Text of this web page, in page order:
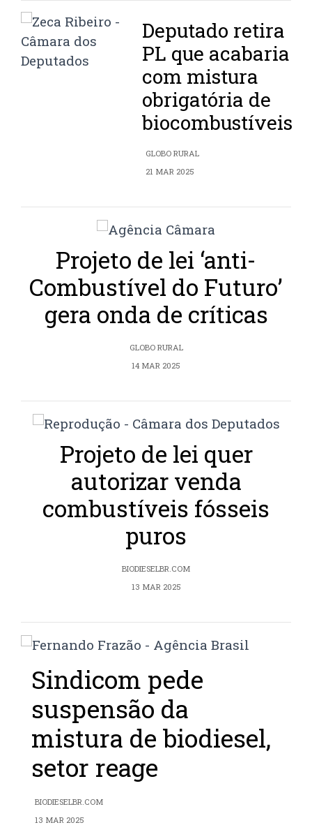
Deputado retira
PL que acabaria
com mistura
obrigatória de
biocombustíveis
GLOBO RURAL
21 MAR 2025
Projeto de lei ‘anti-
Combustível do Futuro’
gera onda de críticas
GLOBO RURAL
14 MAR 2025
Projeto de lei quer
autorizar venda
combustíveis fósseis
puros
BIODIESELBR.COM
13 MAR 2025
Sindicom pede
suspensão da
mistura de biodiesel,
setor reage
BIODIESELBR.COM
13 MAR 2025